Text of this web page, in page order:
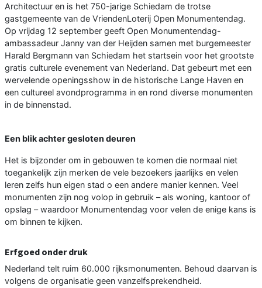
Architectuur en is het 750-jarige Schiedam de trotse
gastgemeente van de VriendenLoterij Open Monumentendag.
Op vrijdag 12 september geeft Open Monumentendag-
ambassadeur Janny van der Heijden samen met burgemeester
Harald Bergmann van Schiedam het startsein voor het grootste
gratis culturele evenement van Nederland. Dat gebeurt met een
wervelende openingsshow in de historische Lange Haven en
een cultureel avondprogramma in en rond diverse monumenten
in de binnenstad.
Een blik achter gesloten deuren
Het is bijzonder om in gebouwen te komen die normaal niet
toegankelijk zijn merken de vele bezoekers jaarlijks en velen
leren zelfs hun eigen stad o een andere manier kennen. Veel
monumenten zijn nog volop in gebruik – als woning, kantoor of
opslag – waardoor Monumentendag voor velen de enige kans is
om binnen te kijken.
Erfgoed onder druk
Nederland telt ruim 60.000 rijksmonumenten. Behoud daarvan is
volgens de organisatie geen vanzelfsprekendheid.